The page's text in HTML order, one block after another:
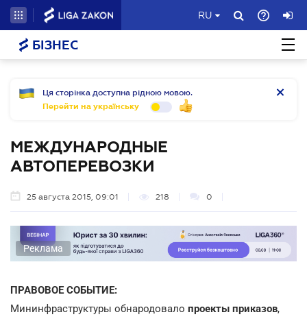
RU
БІЗНЕС
Ця сторінка доступна рідною мовою.
Перейти на українську
МЕЖДУНАРОДНЫЕ
АВТОПЕРЕВОЗКИ
25 августа 2015, 09:01 218 0
Реклама
ПРАВОВОЕ СОБЫТИЕ:
Мининфраструктуры обнародовало проекты приказов,